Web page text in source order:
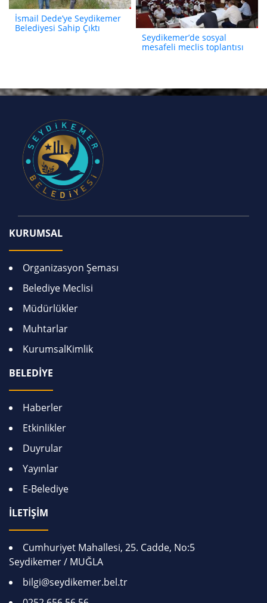
İsmail Dede’ye Seydikemer
Belediyesi Sahip Çıktı
Seydikemer’de sosyal
mesafeli meclis toplantısı
KURUMSAL
Organizasyon Şeması
Belediye Meclisi
Müdürlükler
Muhtarlar
KurumsalKimlik
BELEDİYE
Haberler
Etkinlikler
Duyrular
Yayınlar
E-Belediye
İLETİŞİM
Cumhuriyet Mahallesi, 25. Cadde, No:5
Seydikemer / MUĞLA
bilgi@seydikemer.bel.tr